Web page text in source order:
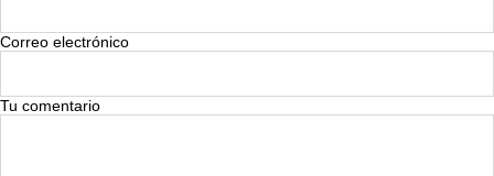
Correo electrónico
Tu comentario